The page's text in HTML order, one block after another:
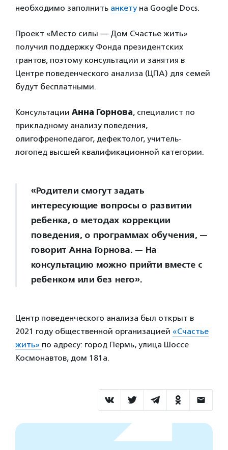
необходимо заполнить анкету на Google Docs.
Проект «Место силы — Дом Счастье жить»
получил поддержку Фонда президентских
грантов, поэтому консультации и занятия в
Центре поведенческого анализа (ЦПА) для семей
будут бесплатными.
Консультации Анна Горнова, специалист по
прикладному анализу поведения,
олигофренопедагог, дефектолог, учитель-
логопед высшей квалификационной категории.
«Родители смогут задать
интересующие вопросы о развитии
ребенка, о методах коррекции
поведения, о программах обучения, —
говорит Анна Горнова. — На
консультацию можно прийти вместе с
ребенком или без него».
Центр поведенческого анализа был открыт в
2021 году общественной организацией «Счастье
жить» по адресу: город Пермь, улица Шоссе
Космонавтов, дом 181а.